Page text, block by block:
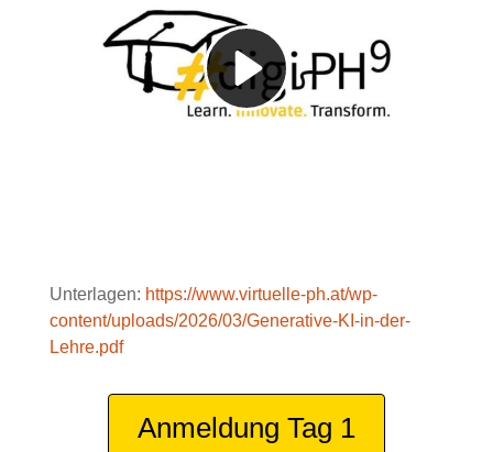
Unterlagen: https://www.virtuelle-ph.at/wp-
content/uploads/2026/03/Generative-KI-in-der-
Lehre.pdf
Anmeldung Tag 1